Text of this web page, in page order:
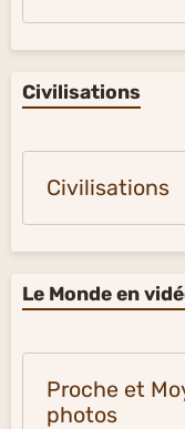
Civilisations
Civilisations
Le Monde en
Proche et
photos